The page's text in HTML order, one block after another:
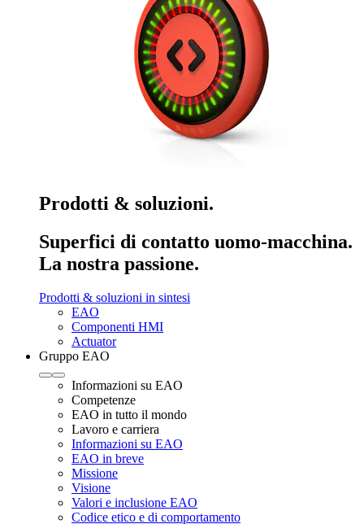
Prodotti & soluzioni.
Superfici di contatto uomo-macchina.
La nostra passione.
Prodotti & soluzioni in sintesi
EAO
Componenti HMI
Actuator
Gruppo EAO
Informazioni su EAO
Competenze
EAO in tutto il mondo
Lavoro e carriera
Informazioni su EAO
EAO in breve
Missione
Visione
Valori e inclusione EAO
Codice etico e di comportamento